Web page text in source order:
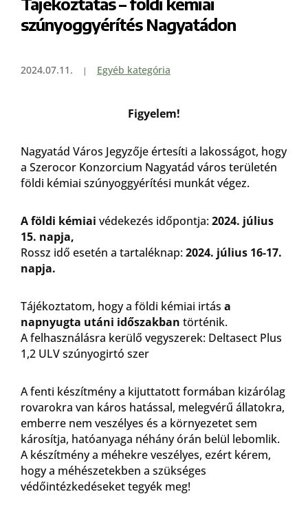
szúnyoggyérítés Nagyatádon
2024.07.11. Egyéb kategória
Figyelem!
Nagyatád Város Jegyzője értesíti a lakosságot, hogy
a Szerocor Konzorcium Nagyatád város területén
földi kémiai szúnyoggyérítési munkát végez.
A földi kémiai védekezés időpontja:2024. július
15. napja,
Rossz idő esetén a tartaléknap:2024. július 16-17.
napja.
Tájékoztatom, hogy a földi kémiai irtás a
napnyugta utáni időszakban történik.
A felhasználásra kerülő vegyszerek: Deltasect Plus
1,2 ULV szúnyogirtó szer
A fenti készítmény a kijuttatott formában kizárólag
rovarokra van káros hatással, melegvérű állatokra,
emberre nem veszélyes és a környezetet sem
károsítja, hatóanyaga néhány órán belül lebomlik.
A készítmény a méhekre veszélyes, ezért kérem,
hogy a méhészetekben a szükséges
védőintézkedéseket tegyék meg!